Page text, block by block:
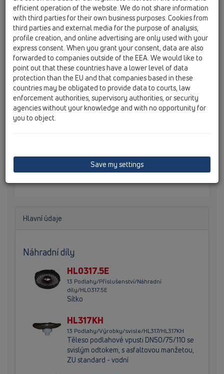
sifonovou vložkou, 20 - 70mm / 147 x 147mm, mřížkou z
nerezové oceli 138x138mm a sítkem na nečistoty.
Hlavní údaje
Náhradní díly
HL0317.5E
13 Podlahy/Příslušenství/Náhradní
díly/HL0317.5E
Sítko
HL317KH
13 Podlahy/Výrobky/svisle/HL317/HL317KH
Těleso podlahové vpusti DN50/75/110 se
svislým odtokem, s asfaltovou manžetou,
ZU standard - vodní
efficient operation of the website. We do not share information
with third parties for their own business purposes. Cookies from
third parties and external media for the purpose of analysis,
profile creation, and online advertising are only used with your
express consent. When you grant your consent, data are also
forwarded to companies outside of the EEA. We would like to
point out that these countries have a lower level of data
protection than the EU and that companies based in these
countries may be obligated to provide data to courts, law
enforcement authorities, supervisory authorities, or security
agencies without your knowledge and with no opportunity for
you to object.
Save my settings